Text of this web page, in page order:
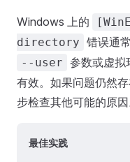
Windows 上的
directory 错误通
--user 参数或虚拟
有效。如果问题仍然
步检查其他可能的原因
最佳实践